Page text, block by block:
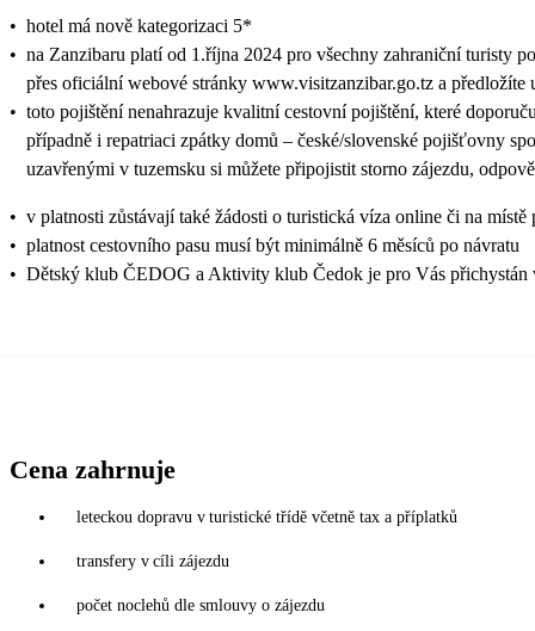
• hotel má nově kategorizaci 5*
• na Zanzibaru platí od 1.října 2024 pro všechny zahraniční turisty
přes oficiální webové stránky www.visitzanzibar.go.tz a předložíte
• toto pojištění nenahrazuje kvalitní cestovní pojištění, které
případně i repatriaci zpátky domů – české/slovenské pojišťovny
uzavřenými v tuzemsku si můžete připojistit storno zájezdu,
• v platnosti zůstávají také žádosti o turistická víza online či na
• platnost cestovního pasu musí být minimálně 6 měsíců po návratu
• Dětský klub ČEDOG a Aktivity klub Čedok je pro Vás přichystán
Cena zahrnuje
leteckou dopravu v turistické třídě včetně tax a příplatků
transfery v cíli zájezdu
počet noclehů dle smlouvy o zájezdu